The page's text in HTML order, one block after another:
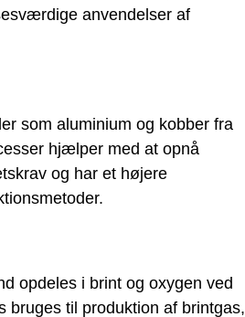
anvendelser af
som aluminium og kobber fra
hjælper med at opnå
og har et højere
opdeles i brint og oxygen ved
til produktion af brintgas,